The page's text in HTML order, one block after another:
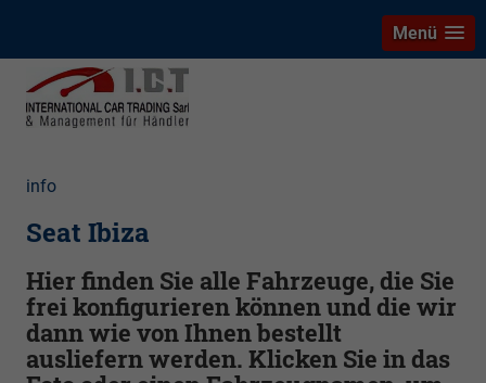
Menü
info
Seat Ibiza
Hier finden Sie alle Fahrzeuge, die Sie
frei konfigurieren können und die wir
dann wie von Ihnen bestellt
ausliefern werden. Klicken Sie in das